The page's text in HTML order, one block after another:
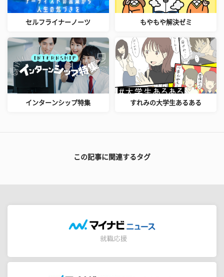
セルフライナーノーツ もやもや解決ゼミ
インターンシップ特集 すれみの大学生あるある
この記事に関連するタグ